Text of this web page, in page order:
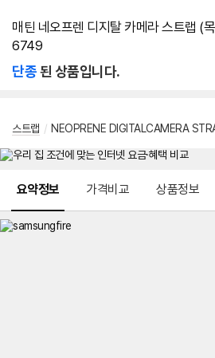
매틴 네오프렌 디지탈 카메라 스트랩 (
6749
단종된 상품입니다.
스트랩 / NEOPRENE DIGITALCAMERA
요약정보 가격비교 상품정보